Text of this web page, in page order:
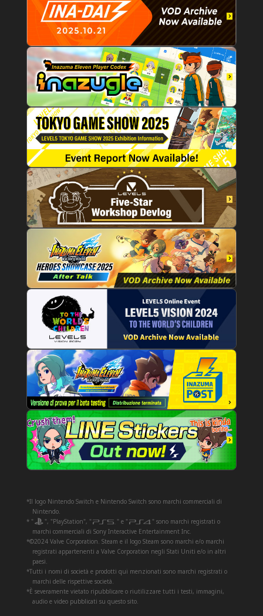
*Il logo Nintendo Switch e Nintendo Switch sono marchi commerciali di
Nintendo.
* "
", "PlayStation", " " e "
" sono marchi registrati o
marchi commerciali di Sony Interactive Entertainment Inc.
*©2024 Valve Corporation. Steam e il logo Steam sono marchi e/o marchi
registrati appartenenti a Valve Corporation negli Stati Uniti e/o in altri
paesi.
*Tutti i nomi di società e prodotti qui menzionati sono marchi registrati o
marchi delle rispettive società.
*È severamente vietato ripubblicare o riutilizzare tutti i testi, immagini,
audio e video pubblicati su questo sito.